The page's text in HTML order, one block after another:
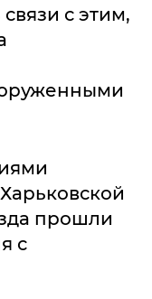
с этим,
прошли
с